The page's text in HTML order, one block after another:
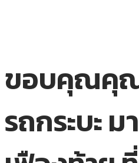
ขอบคุณคุ
รถกระบะ ม